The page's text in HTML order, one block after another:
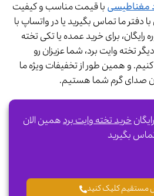
مغناطیسی با قیمت مناسب و کیفیت
با دفتر ما تماس بگیرید یا در واتساپ با
رایگان، برای خرید عمده یا تکی تخته
تخته وایت برد، شما عزیزان رو
و همین طور از تخفیفات ویژه ما
صدای گرم شما هستیم.
خرید تخته وایت بردهمین الان
بگیرید
مستقیم کلیک کنید